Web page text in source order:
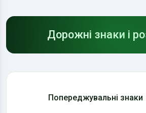
Дорожні знаки і
Попереджувальні знаки